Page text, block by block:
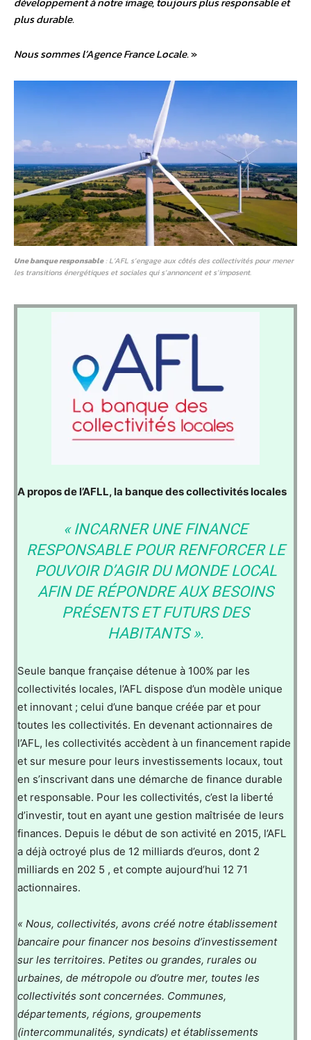
plus durable.
Nous sommes l’Agence France Locale.»
Une banque responsable: L’AFL s’engage aux côtés des collectivités pour mener
les transitions énergétiques et sociales qui s’annoncent et s’imposent.
A propos de l’AFLL, la banque des collectivités locales
« INCARNER UNE FINANCE
RESPONSABLE POUR RENFORCER LE
POUVOIR D’AGIR DU MONDE LOCAL
AFIN DE RÉPONDRE AUX BESOINS
PRÉSENTS ET FUTURS DES
HABITANTS ».
Seule banque française détenue à 100% par les
collectivités locales, l’AFL dispose d’un modèle unique
et innovant ; celui d’une banque créée par et pour
toutes les collectivités. En devenant actionnaires de
l’AFL, les collectivités accèdent à un financement rapide
et sur mesure pour leurs investissements locaux, tout
en s’inscrivant dans une démarche de finance durable
et responsable. Pour les collectivités, c’est la liberté
d’investir, tout en ayant une gestion maîtrisée de leurs
finances. Depuis le début de son activité en 2015, l’AFL
a déjà octroyé plus de 12 milliards d’euros, dont 2
milliards en 202 5 , et compte aujourd’hui 12 71
actionnaires.
« Nous, collectivités, avons créé notre établissement
bancaire pour financer nos besoins d’investissement
sur les territoires. Petites ou grandes, rurales ou
urbaines, de métropole ou d’outre mer, toutes les
collectivités sont concernées. Communes,
départements, régions, groupements
(intercommunalités, syndicats) et établissements